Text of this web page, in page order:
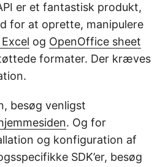
er et fantastisk produkt,
for at oprette, manipulere
og OpenOffice sheet
formater. Der kræves
besøg venligst
. Og for
og konfiguration af
SDK’er, besøg